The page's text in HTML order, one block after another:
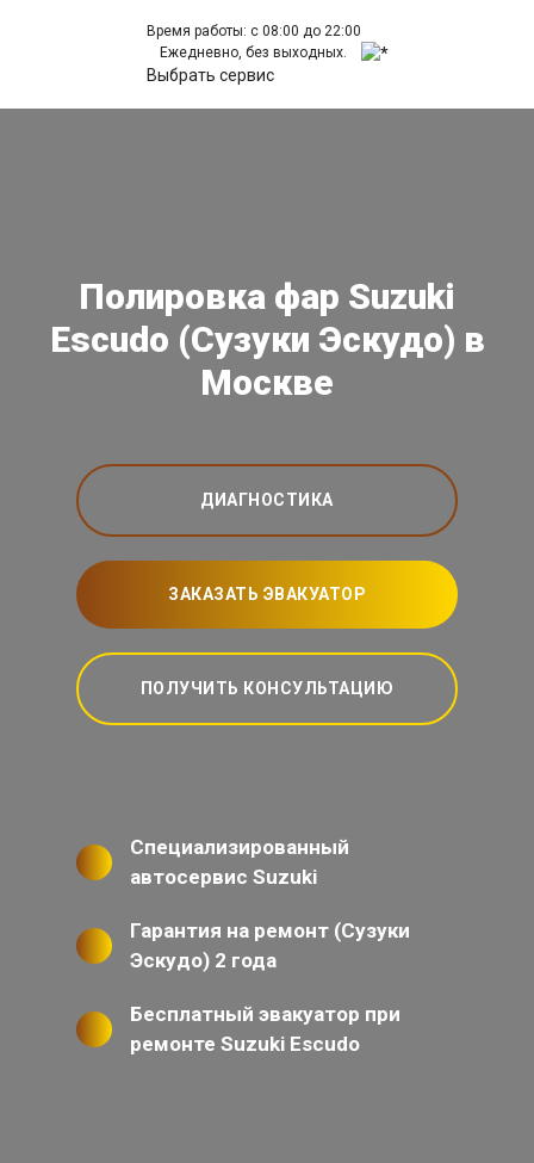
Время работы: с 08:00 до 22:00
Ежедневно, без выходных.
Выбрать сервис
Полировка фар Suzuki
Escudo (Сузуки Эскудо) в
Москве
ДИАГНОСТИКА
ЗАКАЗАТЬ ЭВАКУАТОР
ПОЛУЧИТЬ КОНСУЛЬТАЦИЮ
Специализированный
автосервис Suzuki
Гарантия на ремонт (Сузуки
Эскудо) 2 года
Бесплатный эвакуатор при
ремонте Suzuki Escudo